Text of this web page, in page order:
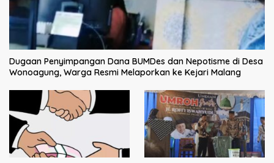
Dugaan Penyimpangan Dana BUMDes dan Nepotisme di Desa
Wonoagung, Warga Resmi Melaporkan ke Kejari Malang